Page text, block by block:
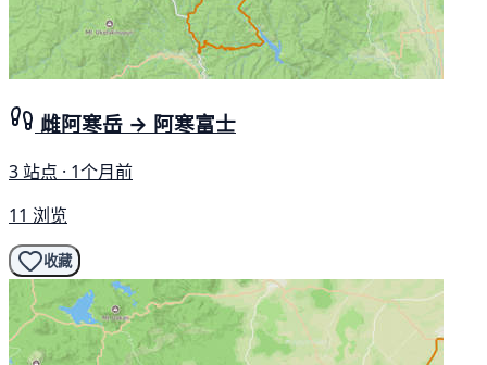
雌阿寒岳 → 阿寒富士
3 站点 · 1个月前
11 浏览
收藏